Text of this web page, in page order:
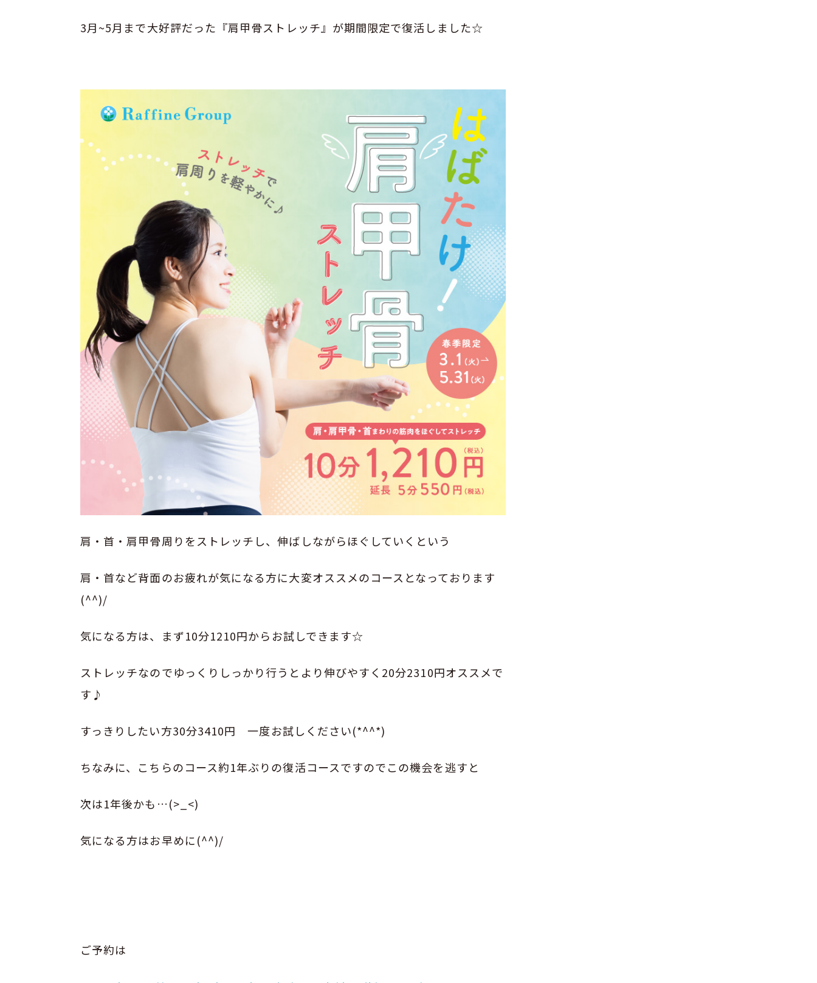
3月~5月まで大好評だった『肩甲骨ストレッチ』が期間限定で復活しました☆
肩・首・肩甲骨周りをストレッチし、伸ばしながらほぐしていくという
肩・首など背面のお疲れが気になる方に大変オススメのコースとなっております
(^^)/
気になる方は、まず10分1210円からお試しできます☆
ストレッチなのでゆっくりしっかり行うとより伸びやすく20分2310円オススメで
す♪
すっきりしたい方30分3410円 一度お試しください(*^^*)
ちなみに、こちらのコース約1年ぶりの復活コースですのでこの機会を逃すと
次は1年後かも…(>_<)
気になる方はお早めに(^^)/
ご予約は